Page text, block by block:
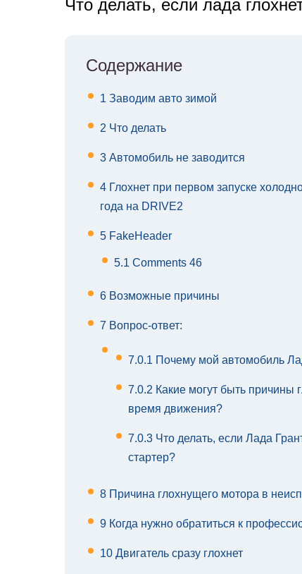
Что делать, если лада
Содержание
1 Заводим авто зимой
2 Что делать
3 Автомобиль не заводится
4 Глохнет при первом запуске
года на DRIVE2
5 FakeHeader
5.1 Comments 46
6 Возможные причины
7 Вопрос-ответ:
7.0.1 Почему мой автомобиль
7.0.2 Какие могут быть причины
время движения?
7.0.3 Что делать, если Лада
стартер?
8 Причина глохнущего мотора в
9 Когда нужно обратиться к
10 Двигатель сразу глохнет